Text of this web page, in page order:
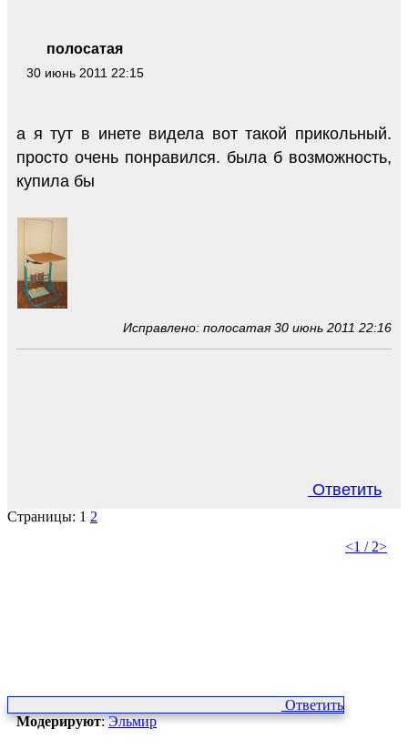
полосатая
30 июнь 2011 22:15
а я тут в инете видела вот такой прикольный.
просто очень понравился. была б возможность,
купила бы
Исправлено: полосатая 30 июнь 2011 22:16
Ответить
Страницы: 1 2
<1 / 2>
Ответить
Модерируют:Эльмир